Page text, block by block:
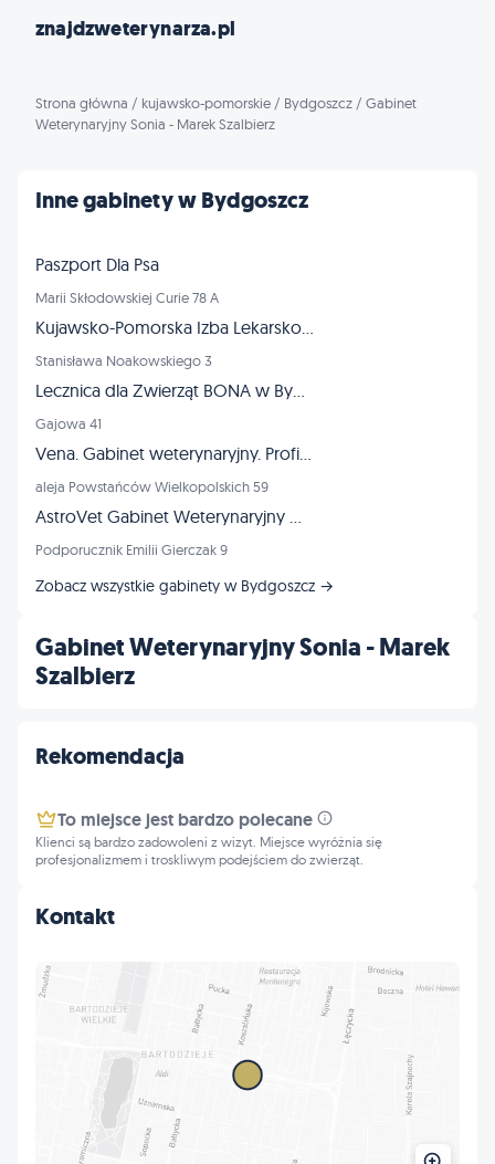
znajdzweterynarza.pl
Strona główna / kujawsko-pomorskie / Bydgoszcz / Gabinet
Weterynaryjny Sonia - Marek Szalbierz
Gabinet Weterynaryjny Sonia - Marek
Szalbierz
Kontakt
Inne gabinety w Bydgoszcz
Paszport Dla Psa
Marii Skłodowskiej Curie 78 A
Kujawsko-Pomorska Izba Lekarsko-Weterynaryjna
Stanisława Noakowskiego 3
Lecznica dla Zwierząt BONA w Bydgoszczy
Gajowa 41
Vena. Gabinet weterynaryjny. Profilaktyka, lecznictwo. Kuziel-Zawalich L., lek. wet.
aleja Powstańców Wielkopolskich 59
AstroVet Gabinet Weterynaryjny Marta Jaroczyńska
Podporucznik Emilii Gierczak 9
Zobacz wszystkie gabinety w Bydgoszcz →
Rekomendacja
To miejsce jest bardzo polecane
Klienci są bardzo zadowoleni z wizyt. Miejsce wyróżnia się
profesjonalizmem i troskliwym podejściem do zwierząt.